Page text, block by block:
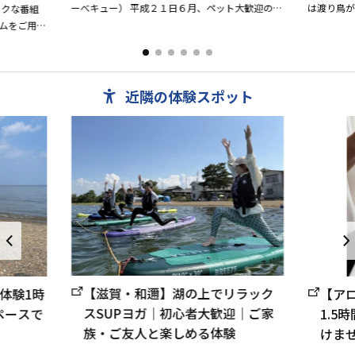
な番組
をご用意
ーべキュー） 平成２１日６月、ペット大歓迎の貸
は渡り鳥
近隣の体験スポット
験1時
ースで
【滋賀・和邇】湖の上でリラック
スSUPヨガ｜初心者大歓迎｜ご家
族・ご友人と楽しめる体験
【
1.5時
けま